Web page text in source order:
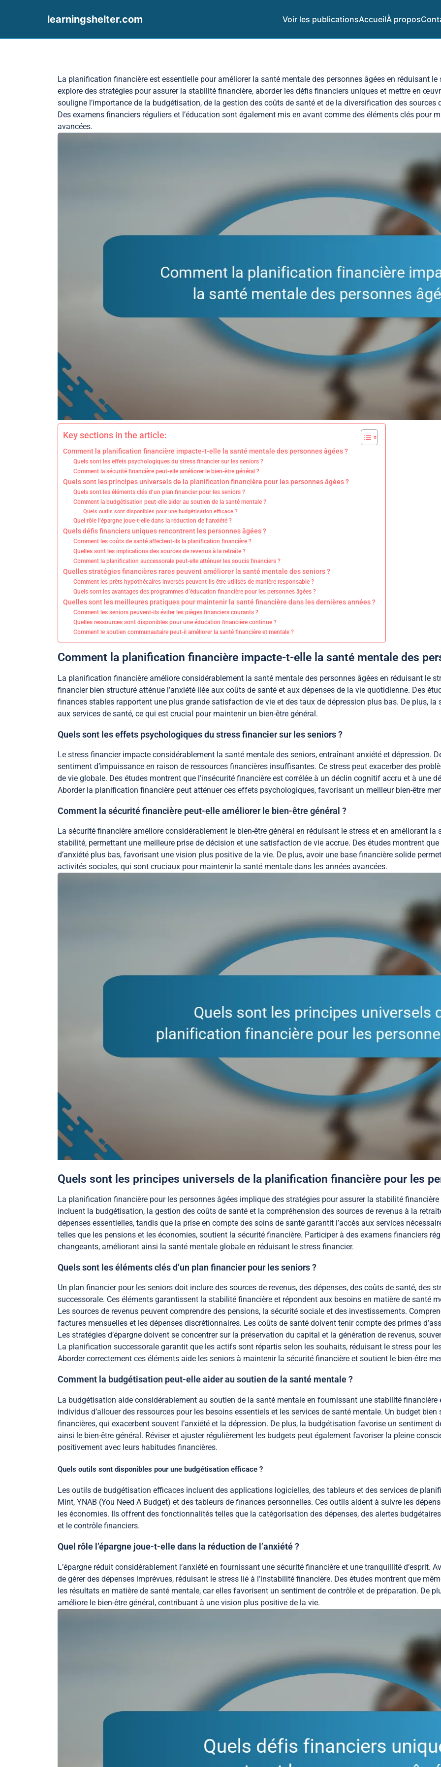
learningshelter.com Voir les publicationsAccueilÀ propos
La planification financière est essentielle pour améliorer la santé mentale des personnes âgées en réduisant
explore des stratégies pour assurer la stabilité financière, aborder les défis financiers uniques et mettre en
souligne l’importance de la budgétisation, de la gestion des coûts de santé et de la diversification des sources
Des examens financiers réguliers et l’éducation sont également mis en avant comme des éléments clés pour
avancées.
Key sections in the article:
Comment la planification financière impacte-t-elle la santé mentale des personnes âgées ?
Quels sont les effets psychologiques du stress financier sur les seniors ?
Comment la sécurité financière peut-elle améliorer le bien-être général ?
Quels sont les principes universels de la planification financière pour les personnes âgées ?
Quels sont les éléments clés d’un plan financier pour les seniors ?
Comment la budgétisation peut-elle aider au soutien de la santé mentale ?
Quels outils sont disponibles pour une budgétisation efficace ?
Quel rôle l’épargne joue-t-elle dans la réduction de l’anxiété ?
Quels défis financiers uniques rencontrent les personnes âgées ?
Comment les coûts de santé affectent-ils la planification financière ?
Quelles sont les implications des sources de revenus à la retraite ?
Comment la planification successorale peut-elle atténuer les soucis financiers ?
Quelles stratégies financières rares peuvent améliorer la santé mentale des seniors ?
Comment les prêts hypothécaires inversés peuvent-ils être utilisés de manière responsable ?
Quels sont les avantages des programmes d’éducation financière pour les personnes âgées ?
Quelles sont les meilleures pratiques pour maintenir la santé financière dans les dernières années ?
Comment les seniors peuvent-ils éviter les pièges financiers courants ?
Quelles ressources sont disponibles pour une éducation financière continue ?
Comment le soutien communautaire peut-il améliorer la santé financière et mentale ?
Comment la planification financière impacte-t-elle la santé mentale des
La planification financière améliore considérablement la santé mentale des personnes âgées en réduisant le
financier bien structuré atténue l’anxiété liée aux coûts de santé et aux dépenses de la vie quotidienne. Des
finances stables rapportent une plus grande satisfaction de vie et des taux de dépression plus bas. De plus,
aux services de santé, ce qui est crucial pour maintenir un bien-être général.
Quels sont les effets psychologiques du stress financier sur les seniors ?
Le stress financier impacte considérablement la santé mentale des seniors, entraînant anxiété et dépression.
sentiment d’impuissance en raison de ressources financières insuffisantes. Ce stress peut exacerber des
de vie globale. Des études montrent que l’insécurité financière est corrélée à un déclin cognitif accru et à une
Aborder la planification financière peut atténuer ces effets psychologiques, favorisant un meilleur bien-être
Comment la sécurité financière peut-elle améliorer le bien-être général ?
La sécurité financière améliore considérablement le bien-être général en réduisant le stress et en améliorant
stabilité, permettant une meilleure prise de décision et une satisfaction de vie accrue. Des études montrent
d’anxiété plus bas, favorisant une vision plus positive de la vie. De plus, avoir une base financière solide
activités sociales, qui sont cruciaux pour maintenir la santé mentale dans les années avancées.
Quels sont les principes universels de la planification financière pour les
La planification financière pour les personnes âgées implique des stratégies pour assurer la stabilité
incluent la budgétisation, la gestion des coûts de santé et la compréhension des sources de revenus à la
dépenses essentielles, tandis que la prise en compte des soins de santé garantit l’accès aux services
telles que les pensions et les économies, soutient la sécurité financière. Participer à des examens financiers
changeants, améliorant ainsi la santé mentale globale en réduisant le stress financier.
Quels sont les éléments clés d’un plan financier pour les seniors ?
Un plan financier pour les seniors doit inclure des sources de revenus, des dépenses, des coûts de santé, des
successorale. Ces éléments garantissent la stabilité financière et répondent aux besoins en matière de santé
Les sources de revenus peuvent comprendre des pensions, la sécurité sociale et des investissements.
factures mensuelles et les dépenses discrétionnaires. Les coûts de santé doivent tenir compte des primes
Les stratégies d’épargne doivent se concentrer sur la préservation du capital et la génération de revenus,
La planification successorale garantit que les actifs sont répartis selon les souhaits, réduisant le stress pour
Aborder correctement ces éléments aide les seniors à maintenir la sécurité financière et soutient le bien-être
Comment la budgétisation peut-elle aider au soutien de la santé mentale ?
La budgétisation aide considérablement au soutien de la santé mentale en fournissant une stabilité financière
individus d’allouer des ressources pour les besoins essentiels et les services de santé mentale. Un budget
financières, qui exacerbent souvent l’anxiété et la dépression. De plus, la budgétisation favorise un sentiment
ainsi le bien-être général. Réviser et ajuster régulièrement les budgets peut également favoriser la pleine
positivement avec leurs habitudes financières.
Quels outils sont disponibles pour une budgétisation efficace ?
Les outils de budgétisation efficaces incluent des applications logicielles, des tableurs et des services de
Mint, YNAB (You Need A Budget) et des tableurs de finances personnelles. Ces outils aident à suivre les
les économies. Ils offrent des fonctionnalités telles que la catégorisation des dépenses, des alertes
et le contrôle financiers.
Quel rôle l’épargne joue-t-elle dans la réduction de l’anxiété ?
L’épargne réduit considérablement l’anxiété en fournissant une sécurité financière et une tranquillité d’esprit.
de gérer des dépenses imprévues, réduisant le stress lié à l’instabilité financière. Des études montrent que
les résultats en matière de santé mentale, car elles favorisent un sentiment de contrôle et de préparation. De
améliore le bien-être général, contribuant à une vision plus positive de la vie.